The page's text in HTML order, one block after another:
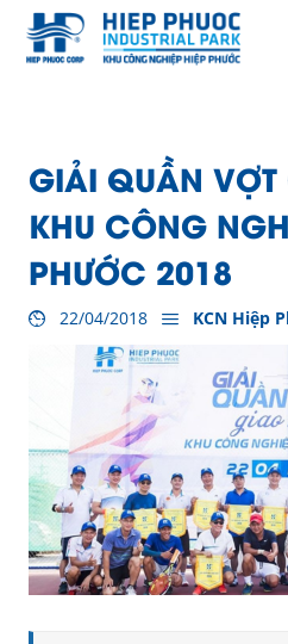
GIẢI QUẦN
KHU CÔNG
PHƯỚC 2018
22/04/2018 KCN Hiệp